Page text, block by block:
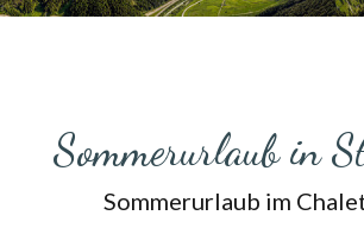
Sommerurlaub in
Sommerurlaub im